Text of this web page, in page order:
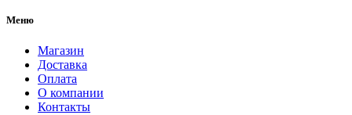
Меню
Магазин
Доставка
Оплата
О компании
Контакты